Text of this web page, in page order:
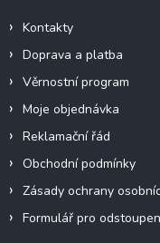
Kontakty
Doprava a platba
Věrnostní program
Moje objednávka
Reklamační řád
Obchodní podmínky
Zásady ochrany
Formulář pro